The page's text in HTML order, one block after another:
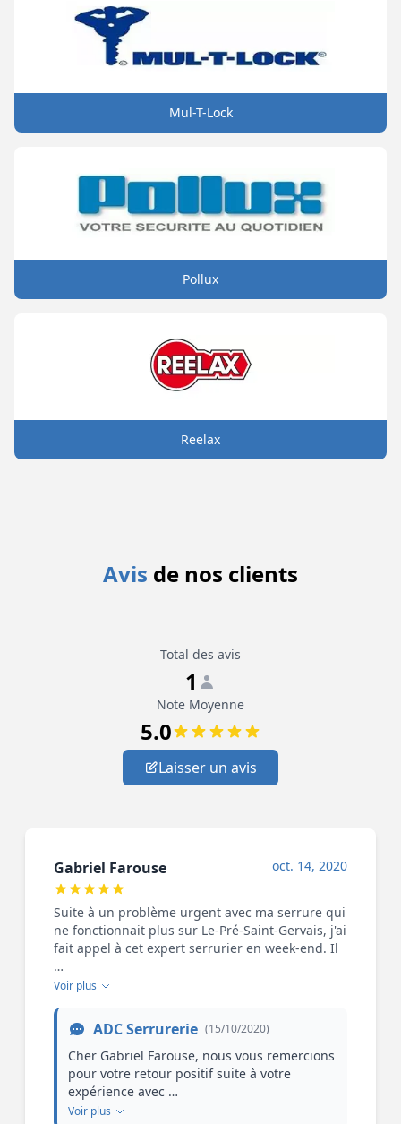
Mul-T-Lock
Pollux
Reelax
Avis de nos clients
Total des avis
1
Note Moyenne
5.0
Laisser un avis
Gabriel Farouse oct. 14, 2020
Suite à un problème urgent avec ma serrure qui
ne fonctionnait plus sur Le-Pré-Saint-Gervais, j'ai
fait appel à cet expert serrurier en week-end. Il
…
Voir plus
ADC Serrurerie (15/10/2020)
Cher Gabriel Farouse, nous vous remercions
pour votre retour positif suite à votre
expérience avec …
Voir plus